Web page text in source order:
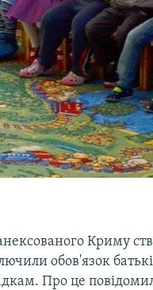
Криму
обов'язок
Про це